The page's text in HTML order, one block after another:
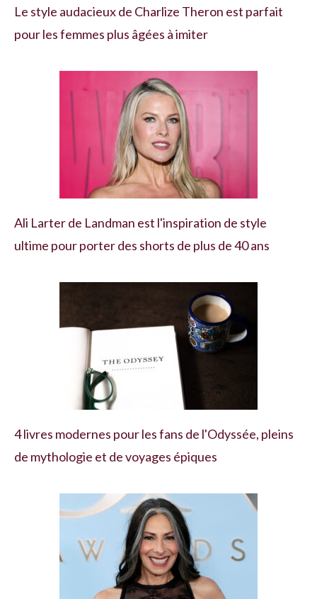
Le style audacieux de Charlize Theron est parfait
pour les femmes plus âgées à imiter
Ali Larter de Landman est l'inspiration de style
ultime pour porter des shorts de plus de 40 ans
4 livres modernes pour les fans de l'Odyssée, pleins
de mythologie et de voyages épiques